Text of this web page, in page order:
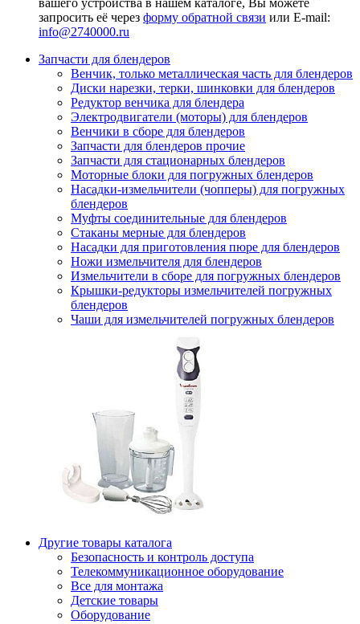
вашего устройства в нашем каталоге, Вы можете
запросить её через форму обратной связи или E-mail:
info@2740000.ru
Запчасти для блендеров
Венчик, только металлическая часть для блендеров
Диски нарезки, терки, шинковки для блендеров
Редуктор венчика для блендера
Электродвигатели (моторы) для блендеров
Венчики в сборе для блендеров
Запчасти для блендеров прочие
Запчасти для стационарных блендеров
Моторные блоки для погружных блендеров
Насадки-измельчители (чопперы) для погружных
блендеров
Муфты соединительные для блендеров
Стаканы мерные для блендеров
Насадки для приготовления пюре для блендеров
Ножи измельчителя для блендеров
Измельчители в сборе для погружных блендеров
Крышки-редукторы измельчителей погружных
блендеров
Чаши для измельчителей погружных блендеров
Другие товары каталога
Безопасность и контроль доступа
Телекоммуникационное оборудование
Все для монтажа
Детские товары
Оборудование